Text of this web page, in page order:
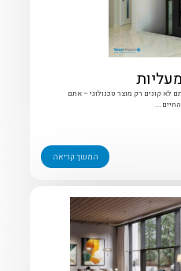
לא קונים רק מוצר טכנולוגי – אתם
המשך קריאה